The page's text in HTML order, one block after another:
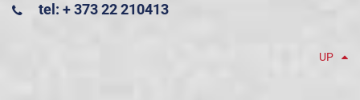
tel: + 373 22 210413
UP